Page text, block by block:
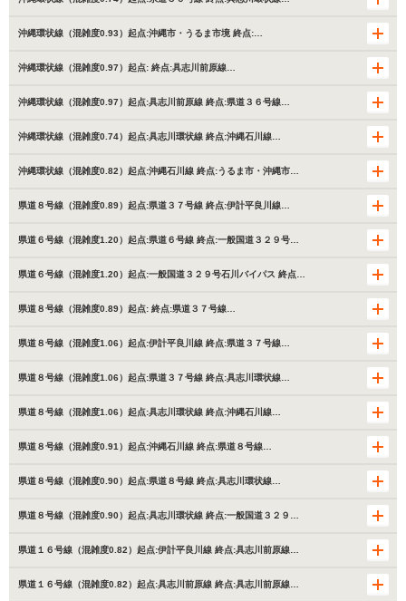
沖縄環状線（混雑度0.93）起点:沖縄市・うるま市境 終点:…
沖縄環状線（混雑度0.97）起点: 終点:具志川前原線…
沖縄環状線（混雑度0.97）起点:具志川前原線 終点:県道３６号線…
沖縄環状線（混雑度0.74）起点:具志川環状線 終点:沖縄石川線…
沖縄環状線（混雑度0.82）起点:沖縄石川線 終点:うるま市・沖縄市…
県道８号線（混雑度0.89）起点:県道３７号線 終点:伊計平良川線…
県道６号線（混雑度1.20）起点:県道６号線 終点:一般国道３２９号…
県道６号線（混雑度1.20）起点:一般国道３２９号石川バイパス 終点…
県道８号線（混雑度0.89）起点: 終点:県道３７号線…
県道８号線（混雑度1.06）起点:伊計平良川線 終点:県道３７号線…
県道８号線（混雑度1.06）起点:県道３７号線 終点:具志川環状線…
県道８号線（混雑度1.06）起点:具志川環状線 終点:沖縄石川線…
県道８号線（混雑度0.91）起点:沖縄石川線 終点:県道８号線…
県道８号線（混雑度0.90）起点:県道８号線 終点:具志川環状線…
県道８号線（混雑度0.90）起点:具志川環状線 終点:一般国道３２９…
県道１６号線（混雑度0.82）起点:伊計平良川線 終点:具志川前原線…
県道１６号線（混雑度0.82）起点:具志川前原線 終点:具志川前原線…